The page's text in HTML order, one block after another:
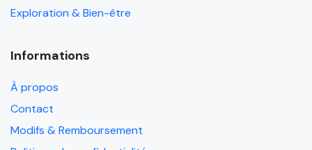
Exploration & Bien-être
Informations
À propos
Contact
Modifs & Remboursement